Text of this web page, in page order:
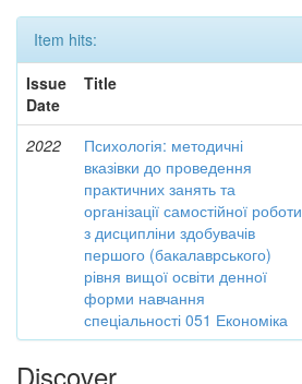
Item hits:
Issue
Date
Title
2022
Психологія: методичні
вказівки до проведення
практичних занять та
організації самостійної роботи
з дисципліни здобувачів
першого (бакалаврського)
рівня вищої освіти денної
форми навчання
спеціальності 051 Економіка
Discover